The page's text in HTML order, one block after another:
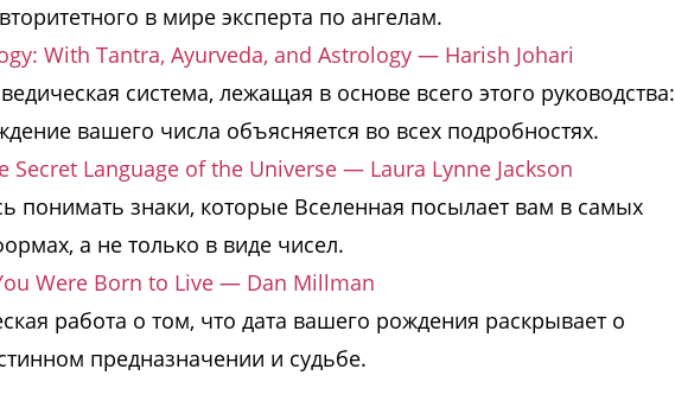
в мире эксперта по ангелам.
With Tantra, Ayurveda, and Astrology — Harish Johari
система, лежащая в основе всего этого руководства:
вашего числа объясняется во всех подробностях.
Secret Language of the Universe — Laura Lynne Jackson
понимать знаки, которые Вселенная посылает вам в самых
а не только в виде чисел.
Were Born to Live — Dan Millman
работа о том, что дата вашего рождения раскрывает о
предназначении и судьбе.